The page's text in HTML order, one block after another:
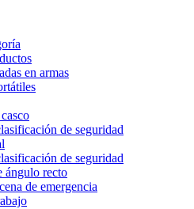
en armas
de seguridad
de seguridad
ángulo recto
de emergencia